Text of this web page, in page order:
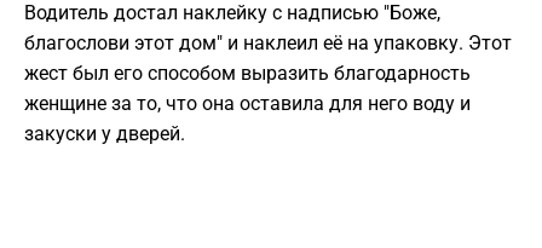
Водитель достал наклейку с надписью "Боже,
благослови этот дом" и наклеил её на упаковку. Этот
жест был его способом выразить благодарность
женщине за то, что она оставила для него воду и
закуски у дверей.